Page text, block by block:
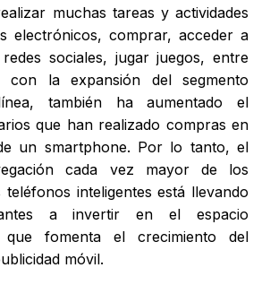
muchas tareas y actividades
electrónicos, comprar, acceder a
sociales, jugar juegos, entre
con la expansión del segmento
también ha aumentado el
que han realizado compras en
un smartphone. Por lo tanto, el
cada vez mayor de los
inteligentes está llevando
a invertir en el espacio
que fomenta el crecimiento del
móvil.